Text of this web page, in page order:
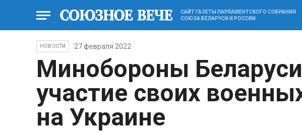
САЙТ ГАЗЕТЫ ПАРЛАМЕНТСКОГО СОБРАНИЯ
СОЮЗА БЕЛАРУСИ И РОССИИ
НОВОСТИ 27 февраля 2022
Минобороны
участие своих
на Украине